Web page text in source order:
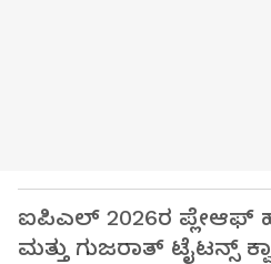
ಐಪಿಎಲ್ 2026ರ ಪ್ಲೇಆಫ್
ಮತ್ತು ಗುಜರಾತ್ ಟೈಟನ್ಸ್